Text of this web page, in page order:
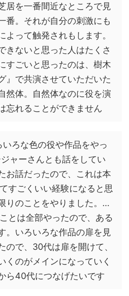
居を一番間近なところで見
番。それが自分の刺激にも
よって触発されもします。
きないと思った人はたくさ
すごいと思ったのは、樹木
』で共演させていただいた
然体。自然体なのに役を演
忘れることができません
ろな色の役や作品をやっ
ャーさんとも話をしてい
お話だったので、これは本
すごくいい経験になると思
りのことをやりました。…
とは全部やったので、ある
。いろいろな作品の扉を見
ので、30代は扉を開けて、
くのがメインになっていく
ら40代につなげたいです